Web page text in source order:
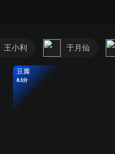
王小利 于月仙
豆瓣
8.5分